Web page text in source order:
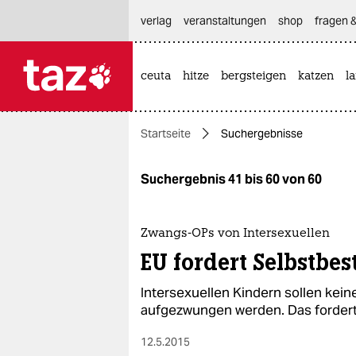
themen
politik
gesellschaft
kultur
sport
verlag
veranstaltungen shop fragen
ceuta hitze bergsteigen katzen
Startseite Suchergebnisse
Suchergebnis 41 bis 60 von 60
Zwangs-OPs von Intersexuellen
EU fordert
Intersexuellen Kindern sollen
aufgezwungen werden. Das
12.5.2015